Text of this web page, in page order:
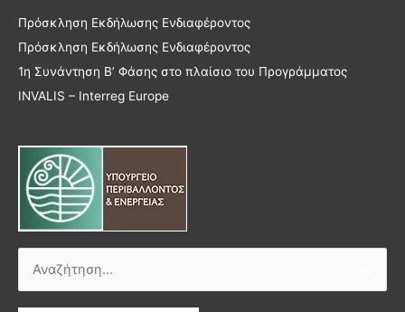
Πρόσκληση Εκδήλωσης Ενδιαφέροντος
Πρόσκληση Εκδήλωσης Ενδιαφέροντος
1η Συνάντηση Β’ Φάσης στο πλαίσιο του Προγράμματος
INVALIS – Interreg Europe
Αναζήτηση